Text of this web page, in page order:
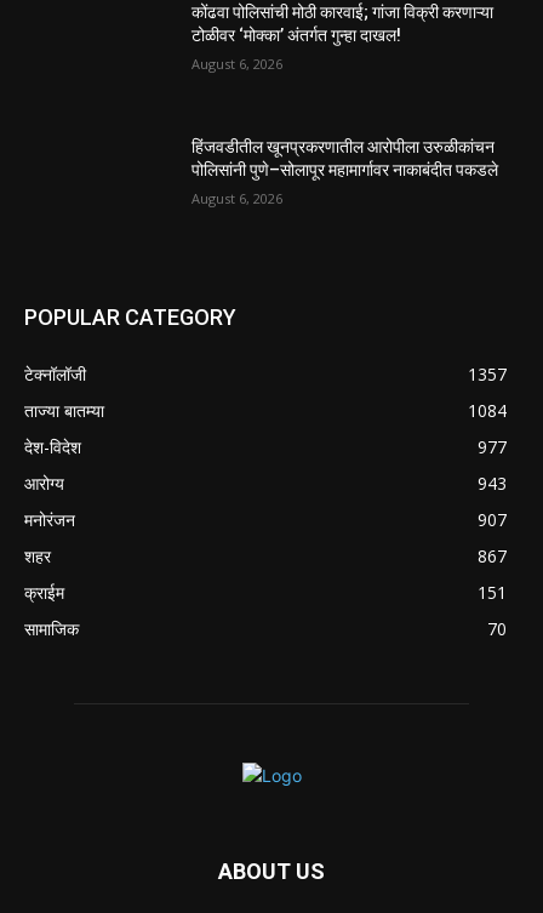
कोंढवा पोलिसांची मोठी कारवाई; गांजा विक्री करणाऱ्या
टोळीवर ‘मोक्का’ अंतर्गत गुन्हा दाखल!
August 6, 2026
हिंजवडीतील खूनप्रकरणातील आरोपीला उरुळीकांचन
पोलिसांनी पुणे–सोलापूर महामार्गावर नाकाबंदीत पकडले
August 6, 2026
POPULAR CATEGORY
टेक्नॉलॉजी
1357
ताज्या बातम्या
1084
देश-विदेश
977
आरोग्य
943
मनोरंजन
907
शहर
867
क्राईम
151
सामाजिक
70
ABOUT US